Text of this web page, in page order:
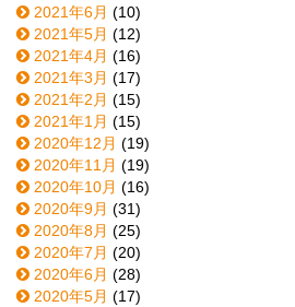
2021年6月 (10)
2021年5月 (12)
2021年4月 (16)
2021年3月 (17)
2021年2月 (15)
2021年1月 (15)
2020年12月 (19)
2020年11月 (19)
2020年10月 (16)
2020年9月 (31)
2020年8月 (25)
2020年7月 (20)
2020年6月 (28)
2020年5月 (17)